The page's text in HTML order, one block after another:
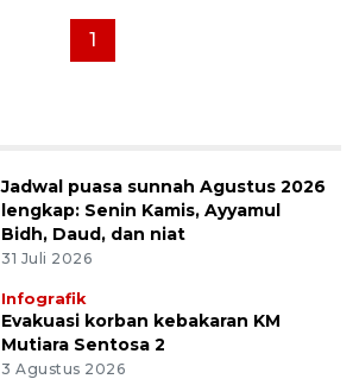
1
Jadwal puasa sunnah Agustus 2026
lengkap: Senin Kamis, Ayyamul
Bidh, Daud, dan niat
31 Juli 2026
Infografik
Evakuasi korban kebakaran KM
Mutiara Sentosa 2
3 Agustus 2026